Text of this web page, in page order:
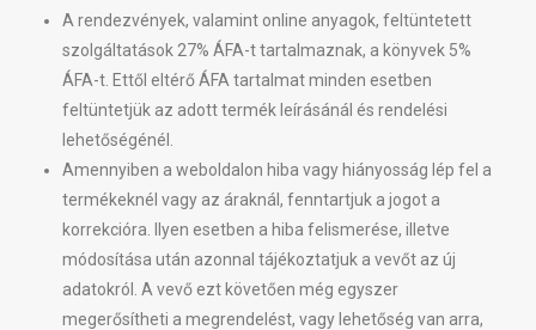
A rendezvények, valamint online anyagok, feltüntetett
szolgáltatások 27% ÁFA-t tartalmaznak, a könyvek 5%
ÁFA-t. Ettől eltérő ÁFA tartalmat minden esetben
feltüntetjük az adott termék leírásánál és rendelési
lehetőségénél.
Amennyiben a weboldalon hiba vagy hiányosság lép fel a
termékeknél vagy az áraknál, fenntartjuk a jogot a
korrekcióra. Ilyen esetben a hiba felismerése, illetve
módosítása után azonnal tájékoztatjuk a vevőt az új
adatokról. A vevő ezt követően még egyszer
megerősítheti a megrendelést, vagy lehetőség van arra,